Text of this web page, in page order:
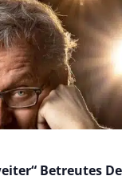
Betreutes